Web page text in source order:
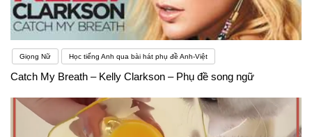
Giọng Nữ Học tiếng Anh qua bài hát phụ đề Anh-Việt
Catch My Breath – Kelly Clarkson – Phụ đề song ngữ